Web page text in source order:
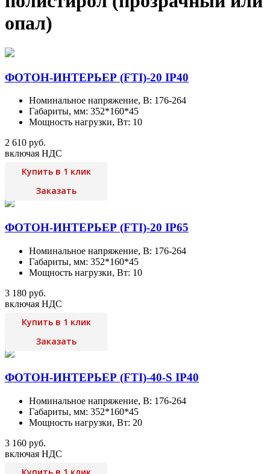
опал)
ФОТОН-ИНТЕРЬЕР (FTI)-20 IP40
Номинальное напряжение, В: 176-264
Габариты, мм: 352*160*45
Мощность нагрузки, Вт: 10
2 610 руб.
включая НДС
Купить в 1 клик
Заказать
ФОТОН-ИНТЕРЬЕР (FTI)-20 IP65
Номинальное напряжение, В: 176-264
Габариты, мм: 352*160*45
Мощность нагрузки, Вт: 10
3 180 руб.
включая НДС
Купить в 1 клик
Заказать
ФОТОН-ИНТЕРЬЕР (FTI)-40-S IP40
Номинальное напряжение, В: 176-264
Габариты, мм: 352*160*45
Мощность нагрузки, Вт: 20
3 160 руб.
включая НДС